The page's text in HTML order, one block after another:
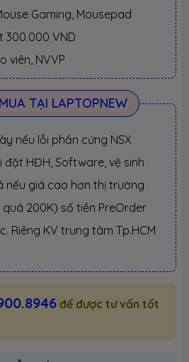
Gaming, Mousepad
300.000 VND
viên, NVVP
TẠI LAPTOPNEW
nếu lỗi phần cứng NSX
đặt HĐH, Software, vệ sinh
nếu giá cao hơn thị trường
200K) số tiền PreOrder
Riêng KV trung tâm Tp.HCM
để được tư vấn tốt